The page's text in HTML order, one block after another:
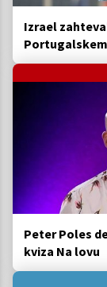
Izrael
Portugalskem
Peter Poles
kviza Na lovu